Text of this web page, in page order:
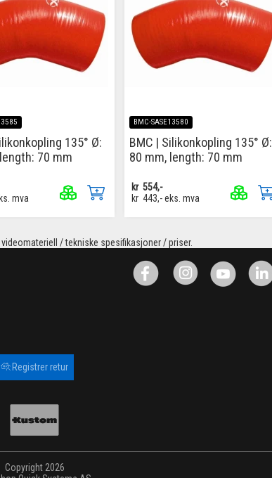
135° Ø:
70 mm
mva
BMC-SASE13580
BMC | Silikonkopling 135° Ø:
80 mm, length: 70 mm
kr 554,-
kr 443,-eks. mva
/ tekniske spesifikasjoner / priser.
Registrer retur
Copyright 2026